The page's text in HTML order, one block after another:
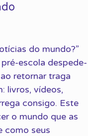
do mundo?”
escola despede-
retornar traga
livros, vídeos,
consigo. Este
o mundo que as
como seus